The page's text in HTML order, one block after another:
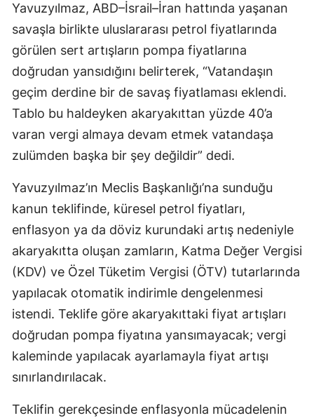
Yavuzyılmaz, ABD–İsrail–İran hattında yaşanan
savaşla birlikte uluslararası petrol fiyatlarında
görülen sert artışların pompa fiyatlarına
doğrudan yansıdığını belirterek, “Vatandaşın
geçim derdine bir de savaş fiyatlaması eklendi.
Tablo bu haldeyken akaryakıttan yüzde 40’a
varan vergi almaya devam etmek vatandaşa
zulümden başka bir şey değildir” dedi.
Yavuzyılmaz’ın Meclis Başkanlığı’na sunduğu
kanun teklifinde, küresel petrol fiyatları,
enflasyon ya da döviz kurundaki artış nedeniyle
akaryakıtta oluşan zamların, Katma Değer Vergisi
(KDV) ve Özel Tüketim Vergisi (ÖTV) tutarlarında
yapılacak otomatik indirimle dengelenmesi
istendi. Teklife göre akaryakıttaki fiyat artışları
doğrudan pompa fiyatına yansımayacak; vergi
kaleminde yapılacak ayarlamayla fiyat artışı
sınırlandırılacak.
Teklifin gerekçesinde enflasyonla mücadelenin